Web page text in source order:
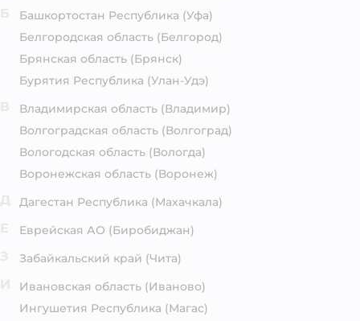
Башкортостан Республика (Уфа)
Белгородская область (Белгород)
Брянская область (Брянск)
Бурятия Республика (Улан-Удэ)
Владимирская область (Владимир)
Волгоградская область (Волгоград)
Вологодская область (Вологда)
Воронежская область (Воронеж)
Дагестан Республика (Махачкала)
Еврейская АО (Биробиджан)
Забайкальский край (Чита)
Ивановская область (Иваново)
Ингушетия Республика (Магас)